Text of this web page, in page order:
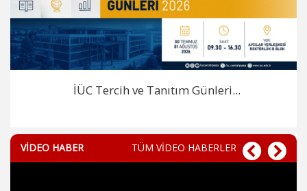
İÜC Tercih ve Tanıtım Günleri...
VİDEO HABER TÜM VİDEO HABERLER